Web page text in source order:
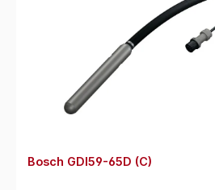
Bosch GDI59-65D (C)